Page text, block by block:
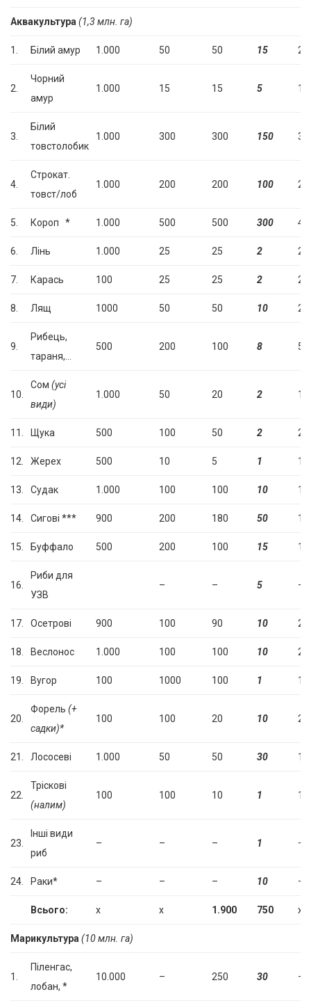
Аквакультура (1,3 млн. га)
1. Білий амур 1.000 50 50 15
2.
Чорний
амур
1.000 15 15 5
3.
Білий
товстолобик
1.000 300 300 150
4.
Строкат.
товст/лоб
1.000 200 200 100
5. Короп * 1.000 500 500 300
6. Лінь 1.000 25 25 2
7. Карась 100 25 25 2
8. Лящ 1000 50 50 10
9.
Рибець,
тараня,…
500 200 100 8
10.
Сом (усі
види)
1.000 50 20 2
11. Щука 500 100 50 2
12. Жерех 500 10 5 1
13. Судак 1.000 100 100 10
14. Сигові *** 900 200 180 50
15. Буффало 500 200 100 15
16.
Риби для
УЗВ
– – 5 –
17. Осетрові 900 100 90 10
18. Веслонос 1.000 100 100 10
19. Вугор 100 1000 100 1
20.
Форель (+
садки)*
100 100 20 10
21. Лососеві 1.000 50 50 30
22.
Тріскові
(налим)
100 100 10 1
23.
Інші види
риб
– – – 1 –
24. Раки* – – – 10 –
Всього: х х 1.900 750 х
Марикультура (10 млн. га)
1.
Піленгас,
лобан, *
10.000 – 250 30 –